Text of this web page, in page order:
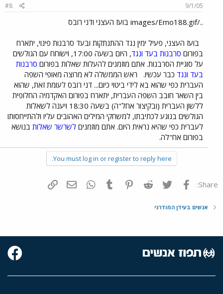
9/1/05
#8
../images/Emo188.gif בועז העצני ודני רובס
בועז העצני, פעיל ימין נגד ההתנתקות ובעד סרבנות פינוי, יתארח
בפורום סרבנות בעד ונגד
, היום בשעה 17:00, וישוחח עם הגולשים
על סוגיית הסרבנות. אתם מוזמנים להעלות שאלות בפורום סרבנות
בעד ונגד כבר עכשיו.
ראש הממשלה לא מרוצה מאופי השפה
העברית כפי שהוא בא לידי ביטוי כיום... דני רובס לעומת זאת, שהוא
בין השאר חובב השפה העברית, יתארח בפורום האקדמיה החלופית
ללשון העברית (ובקיצור אחל"ה) בשעה 18:30 ויענה לשאלות
הגולשים בנוגע לכתיבתו, למשחקי המילים האהובים עליו ולהתייחסותו
לעברית כפי שהיא נראית היום. אתם מוזמנים לשרשר שאלות בנושא
בפורום אח"לה.
You must log in or register to reply here.
Share: פייסבוק Twitter
Reddit
Pinterest
Tumblr
WhatsAppדואר אלקטרוני
אנשים בעידן המודרני